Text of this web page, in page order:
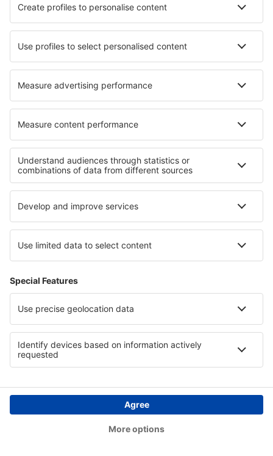
ähnlichen Zahlungsinstruments oder per Überweisung
von Geldmitteln vom Bankkonto des Nutzers getätigt,
Reservierungsformular oder mittels Callcenter bestellt
wurde.
Für Hoteldienstleistungen gilt:
Zahlung für die Hoteldienstleistung direkt an den
Lieferanten, die vor der Ankunft des Nutzers im Objekt
getätigt wird, wo für die korrekte Realisierung der
Zahlung allein der Nutzer verantwortlich ist.
Zahlung für die Hoteldienstleistung über den
Leistungsanbieter vor der Ankunft des Nutzers im
Objekt, wo die im Punkt 1 oben genannten
ähnlichen Zahlungsinstruments ist eine sichere
der Nutzer des Reservierungssystems tätigt den Kauf,
indem der die Zahlungskarte benutzt oder auf der
Grundlage eines anderen Zahlungsinstruments, das
von eSky genannt und mit dem Nutzer vereinbart
wurde – auf eine im Reservierungssystem
vorgesehene Art und Weise oder zu den mit dem
bei der Wahl der Zahlungskarte als Zahlungsform ist
der Nutzer verpflichtet, im Personalfragebogen des
Reservierungssystems Felder auszufüllen, die die